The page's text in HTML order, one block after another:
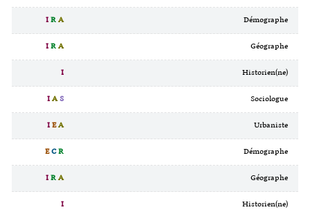
IRA
IRA
I
IAS
IEA
ECR
IRA
I